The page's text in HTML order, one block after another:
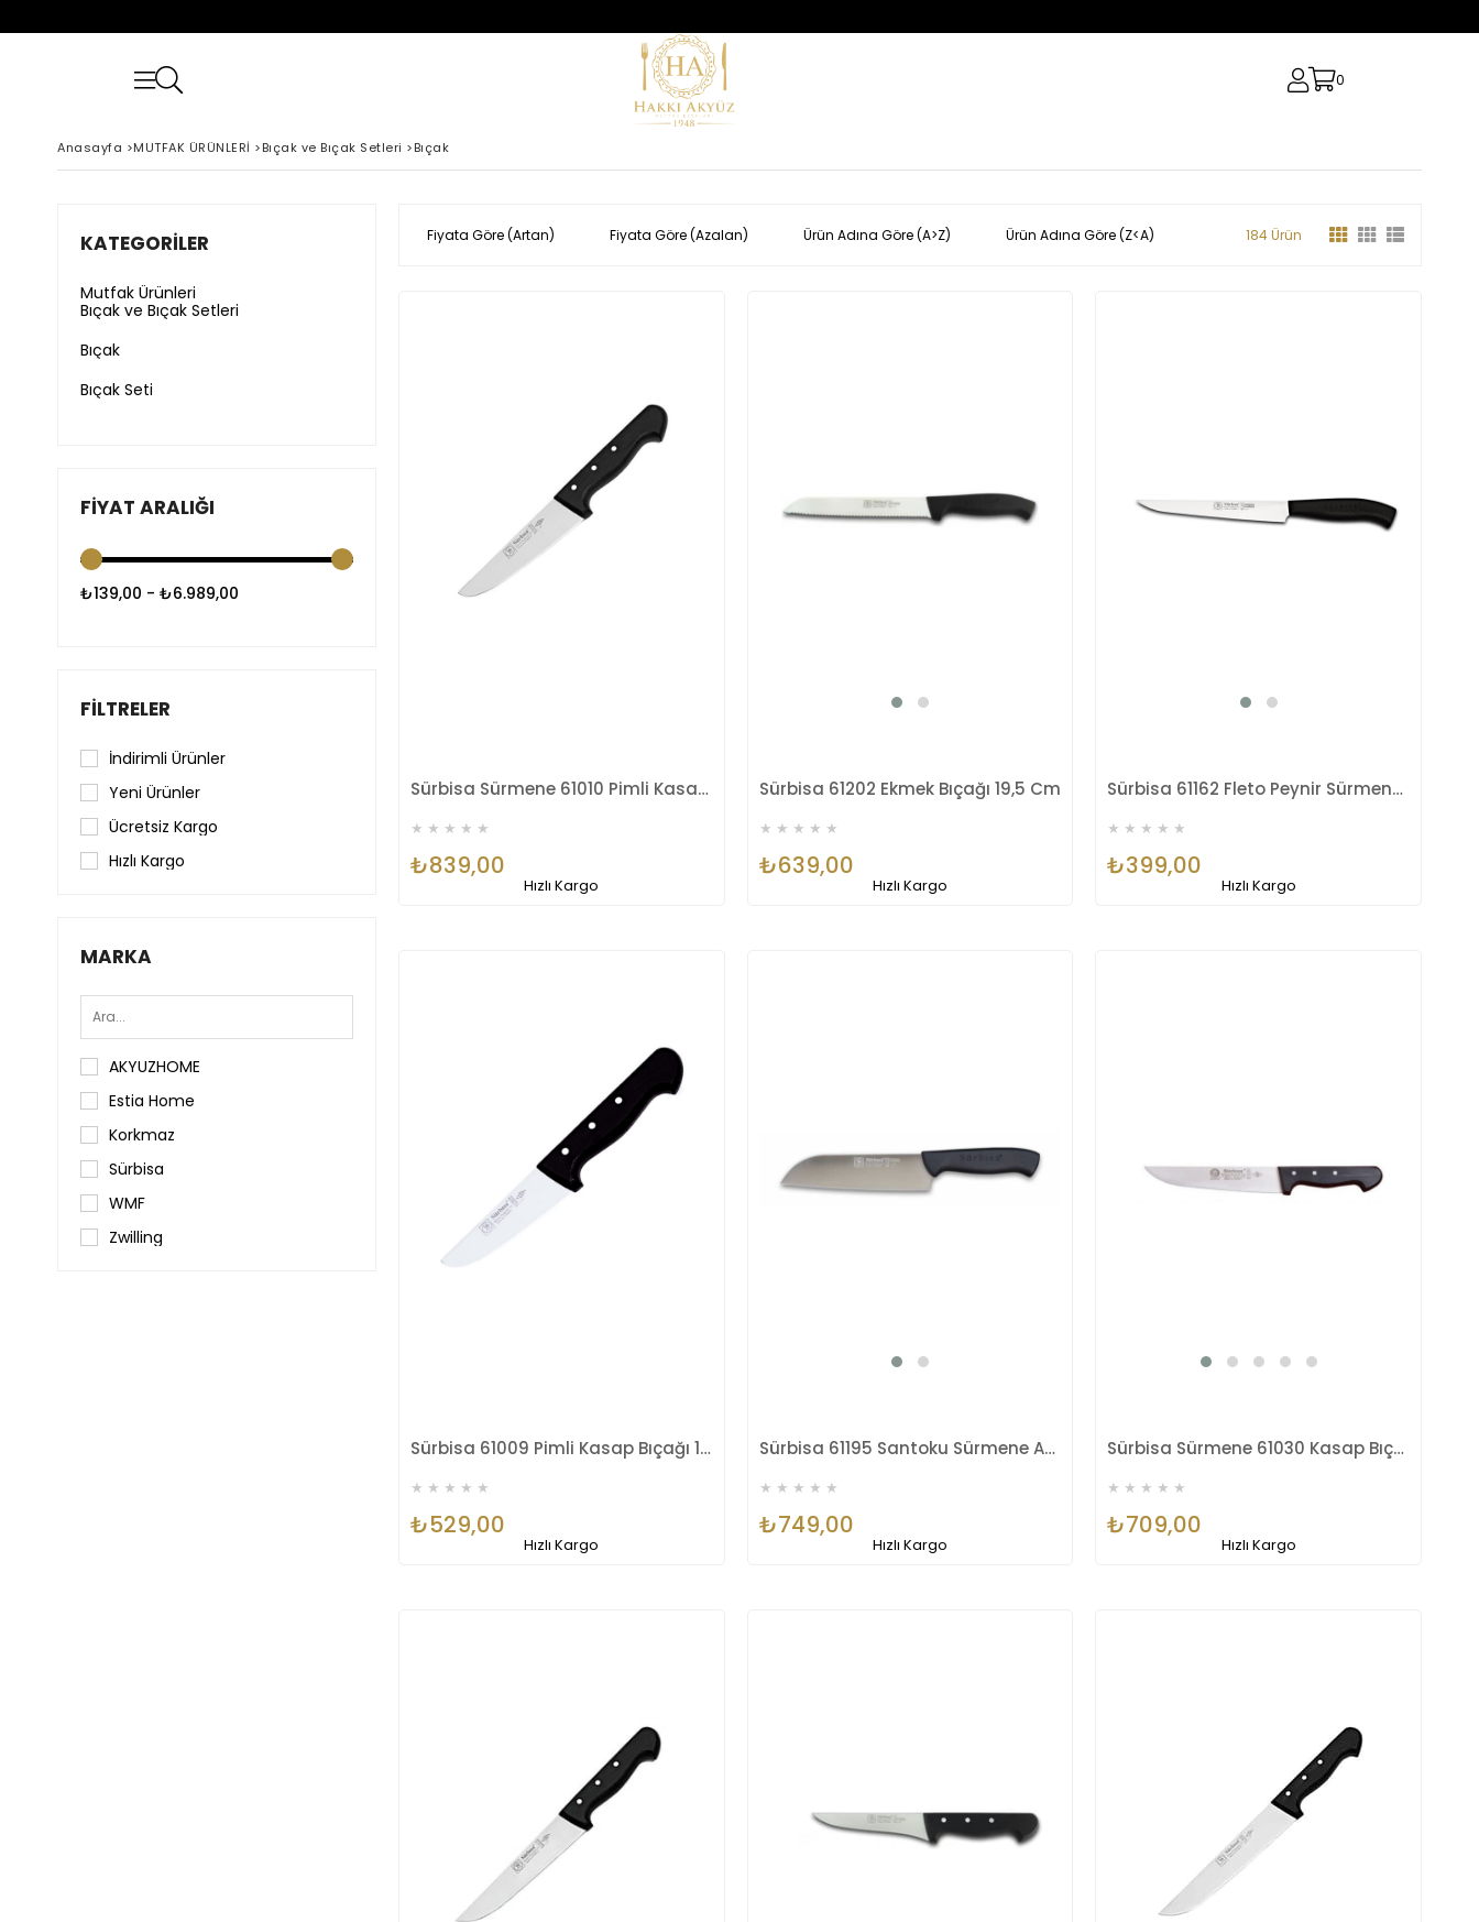
0
Anasayfa >MUTFAK ÜRÜNLERİ >Bıçak ve Bıçak Setleri >Bıçak
KATEGORILER
Mutfak Ürünleri
Bıçak ve Bıçak Setleri
Bıçak
Bıçak Seti
FIYAT ARALIĞI
₺139,00 - ₺6.989,00
FILTRELER
İndirimli Ürünler
Yeni Ürünler
Ücretsiz Kargo
Hızlı Kargo
MARKA
AKYUZHOME
Estia Home
Korkmaz
Sürbisa
WMF
Zwilling
Fiyata Göre (Artan) Fiyata Göre (Azalan) Ürün Adına Göre (A>Z) Ürün Adına Göre (Z<A) 184 Ürün
Sürbisa Sürmene 61010 Pimli Kasap Bıçağı 14 Cm
★ ★ ★ ★ ★
₺839,00
Hızlı Kargo
Sürbisa 61202 Ekmek Bıçağı 19,5 Cm
★ ★ ★ ★ ★
₺639,00
Hızlı Kargo
Sürbisa 61162 Fleto Peynir Sürmene Bıçağı 17 Cm
★ ★ ★ ★ ★
₺399,00
Hızlı Kargo
Sürbisa 61009 Pimli Kasap Bıçağı 10,5 Cm
★ ★ ★ ★ ★
₺529,00
Hızlı Kargo
Sürbisa 61195 Santoku Sürmene Aşçı Bıçağı
★ ★ ★ ★ ★
₺749,00
Hızlı Kargo
Sürbisa Sürmene 61030 Kasap Bıçağı Pimli Sap 18,5 Cm
★ ★ ★ ★ ★
₺709,00
Hızlı Kargo